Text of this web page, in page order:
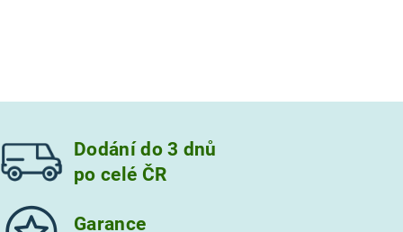
Dodání do 3 dnů
po celé ČR
Garance